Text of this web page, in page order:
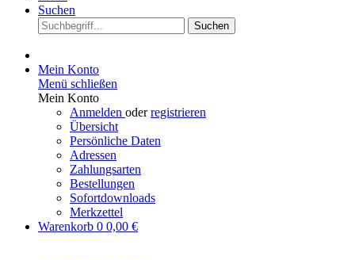
Suchen
Suchen
Mein Konto
Menü schließen
Mein Konto
Anmelden oderregistrieren
Übersicht
Persönliche Daten
Adressen
Zahlungsarten
Bestellungen
Sofortdownloads
Merkzettel
Warenkorb 0 0,00 €